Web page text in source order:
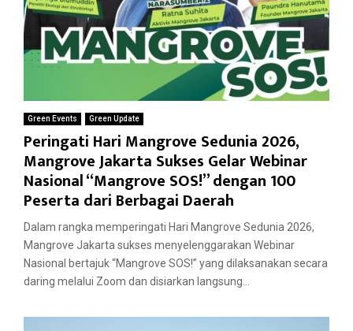
Green Events Green Update
Peringati Hari Mangrove Sedunia 2026,
Mangrove Jakarta Sukses Gelar Webinar
Nasional “Mangrove SOS!” dengan 100
Peserta dari Berbagai Daerah
Dalam rangka memperingati Hari Mangrove Sedunia 2026,
Mangrove Jakarta sukses menyelenggarakan Webinar
Nasional bertajuk “Mangrove SOS!” yang dilaksanakan secara
daring melalui Zoom dan disiarkan langsung...